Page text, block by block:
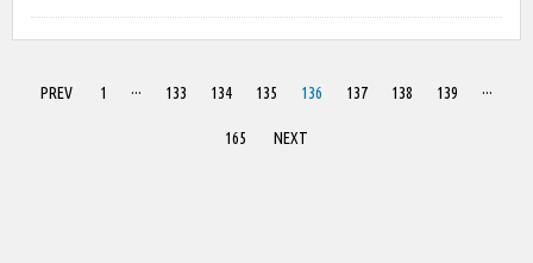
PREV 1 ··· 133 134 135 136 137 138 139 ···
165 NEXT